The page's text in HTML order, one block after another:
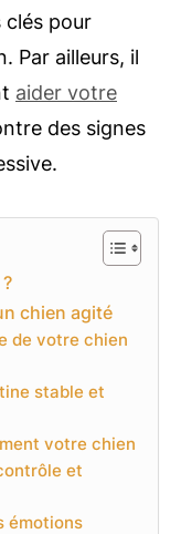
clés pour
Par ailleurs, il
aider votre
des signes
chien agité
de votre chien
stable et
votre chien
et
émotions